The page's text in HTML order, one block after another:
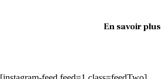
En savoir plus